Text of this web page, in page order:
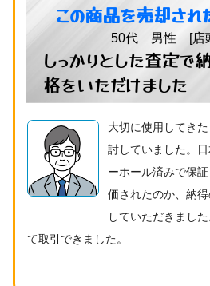
この商品を売却さ
50代 男性 [店
しっかりとした査定で
格をいただけました
大切に使用してき
討していました。
ーホール済みで保
価されたのか、納
していただきまし
て取引できました。